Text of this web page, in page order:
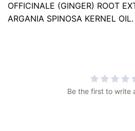
OFFICINALE (GINGER) ROOT
ARGANIA SPINOSA KERNEL OIL.
Be the first to write